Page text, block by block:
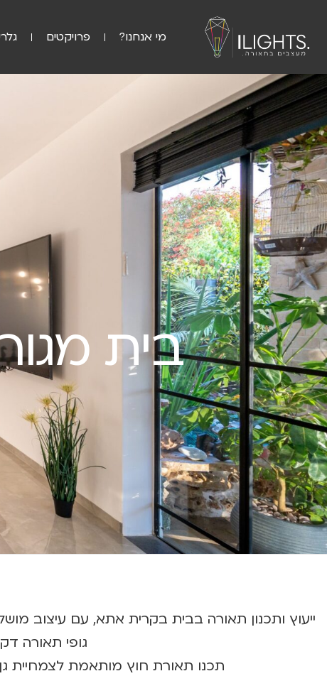
מי אנחנו? פרויקטים
בית
ייעוץ ותכנון תאורה בבית בקרית אתא, עם עיצוב
גופי תאורה
תכנו תאורת חוץ מותאמת לצמחיית